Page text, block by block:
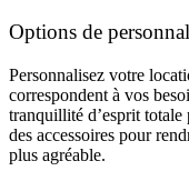
Options de
Personnalisez votre
correspondent à vos
tranquillité d’esprit totale
des accessoires pour
plus agréable.